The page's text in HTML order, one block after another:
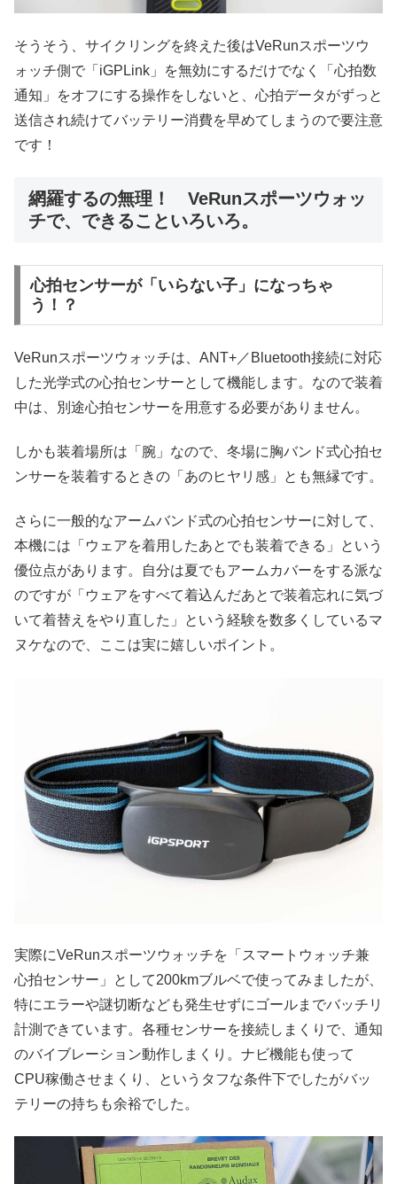
そうそう、サイクリングを終えた後はVeRunスポーツウ
ォッチ側で「iGPLink」を無効にするだけでなく「心拍数
通知」をオフにする操作をしないと、心拍データがずっと
送信され続けてバッテリー消費を早めてしまうので要注意
です！
網羅するの無理！ VeRunスポーツウォッ
チで、できることいろいろ。
心拍センサーが「いらない子」になっちゃ
う！？
VeRunスポーツウォッチは、ANT+／Bluetooth接続に対応
した光学式の心拍センサーとして機能します。なので装着
中は、別途心拍センサーを用意する必要がありません。
しかも装着場所は「腕」なので、冬場に胸バンド式心拍セ
ンサーを装着するときの「あのヒヤリ感」とも無縁です。
さらに一般的なアームバンド式の心拍センサーに対して、
本機には「ウェアを着用したあとでも装着できる」という
優位点があります。自分は夏でもアームカバーをする派な
のですが「ウェアをすべて着込んだあとで装着忘れに気づ
いて着替えをやり直した」という経験を数多くしているマ
ヌケなので、ここは実に嬉しいポイント。
実際にVeRunスポーツウォッチを「スマートウォッチ兼
心拍センサー」として200kmブルベで使ってみましたが、
特にエラーや謎切断なども発生せずにゴールまでバッチリ
計測できています。各種センサーを接続しまくりで、通知
のバイブレーション動作しまくり。ナビ機能も使って
CPU稼働させまくり、というタフな条件下でしたがバッ
テリーの持ちも余裕でした。